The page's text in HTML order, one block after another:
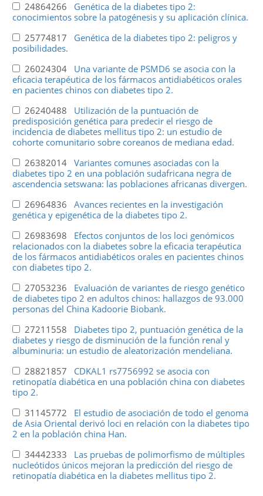
24864266 Genética de la diabetes tipo 2:
conocimientos sobre la patogénesis y su aplicación clínica.
25774817 Genética de la diabetes tipo 2: peligros y
posibilidades.
26024304 Una variante de PSMD6 se asocia con la
eficacia terapéutica de los fármacos antidiabéticos orales
en pacientes chinos con diabetes tipo 2.
26240488 Utilización de la puntuación de
predisposición genética para predecir el riesgo de
incidencia de diabetes mellitus tipo 2: un estudio de
cohorte comunitario sobre coreanos de mediana edad.
26382014 Variantes comunes asociadas con la
diabetes tipo 2 en una población sudafricana negra de
ascendencia setswana: las poblaciones africanas divergen.
26964836 Avances recientes en la investigación
genética y epigenética de la diabetes tipo 2.
26983698 Efectos conjuntos de los loci genómicos
relacionados con la diabetes sobre la eficacia terapéutica
de los fármacos antidiabéticos orales en pacientes chinos
con diabetes tipo 2.
27053236 Evaluación de variantes de riesgo genético
de diabetes tipo 2 en adultos chinos: hallazgos de 93.000
personas del China Kadoorie Biobank.
27211558 Diabetes tipo 2, puntuación genética de la
diabetes y riesgo de disminución de la función renal y
albuminuria: un estudio de aleatorización mendeliana.
28821857 CDKAL1 rs7756992 se asocia con
retinopatía diabética en una población china con diabetes
tipo 2.
31145772 El estudio de asociación de todo el genoma
de Asia Oriental derivó loci en relación con la diabetes tipo
2 en la población china Han.
34442333 Las pruebas de polimorfismo de múltiples
nucleótidos únicos mejoran la predicción del riesgo de
retinopatía diabética en la diabetes mellitus tipo 2.